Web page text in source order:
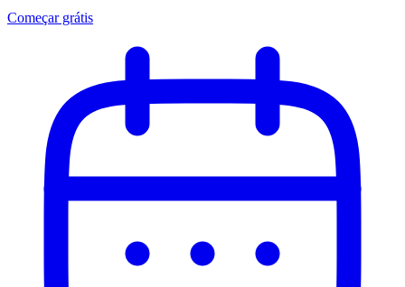
Começar grátis